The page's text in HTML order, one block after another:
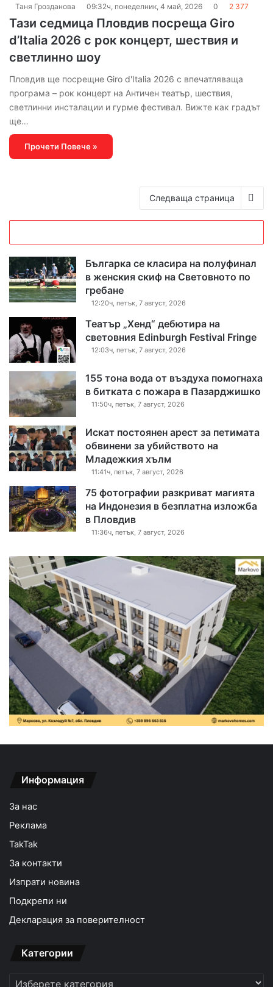
Таня Грозданова 09:32ч, понеделник, 4 май, 2026 0 2 377
Тази седмица Пловдив посреща Giro
d’Italia 2026 с рок концерт, шествия и
светлинно шоу
Пловдив ще посрещне Giro d'Italia 2026 с впечатляваща
програма – рок концерт на Античен театър, шествия,
светлинни инсталации и гурме фестивал. Вижте как градът
ще…
Прочети Повече »
Следваща страница
Българка се класира на полуфинал
в женския скиф на Световното по
гребане
12:20ч, петък, 7 август, 2026
Театър „Хенд“ дебютира на
световния Edinburgh Festival Fringe
12:03ч, петък, 7 август, 2026
155 тона вода от въздуха помогнаха
в битката с пожара в Пазарджишко
11:50ч, петък, 7 август, 2026
Искат постоянен арест за петимата
обвинени за убийството на
Младежкия хълм
11:41ч, петък, 7 август, 2026
75 фотографии разкриват магията
на Индонезия в безплатна изложба
в Пловдив
11:36ч, петък, 7 август, 2026
Информация
За нас
Реклама
TakTak
За контакти
Изпрати новина
Подкрепи ни
Декларация за поверителност
Категории
Категории